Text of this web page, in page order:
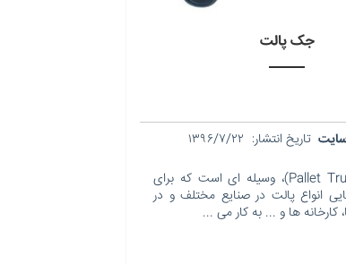
جک پالت
تاریخ انتشار: ۱۳۹۶/۷/۲۲
جک پالت (Pallet Truck)، وسیله ای است که برای
انواع پالت در صنایع مختلف و در
کارخانه ها و ... به کار می ...